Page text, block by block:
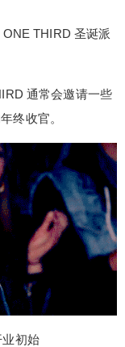
THIRD 圣诞派
通常会邀请一些
终收官。
业初始
到来的 ONE T
年的圣诞主题
终收官。 2017
家带来了一次
派对结束后 我
” Aster 与 Pla
年”进行收尾 20
灵感源自经
对结束后 我们
年进行了完
THIRD 的 U
主题派对大概